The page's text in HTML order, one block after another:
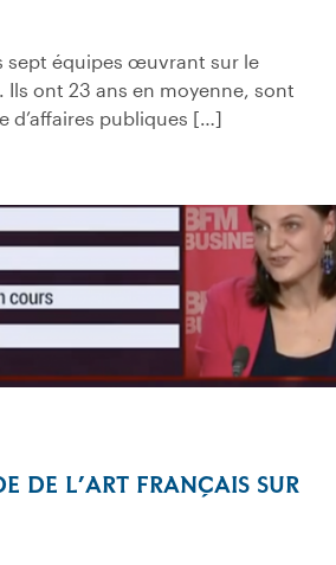
sept équipes œuvrant sur le
ont 23 ans en moyenne, sont
d’affaires publiques […]
DE L’ART FRANÇAIS SUR